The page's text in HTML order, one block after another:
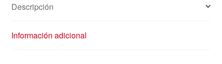
Descripción
Información adicional